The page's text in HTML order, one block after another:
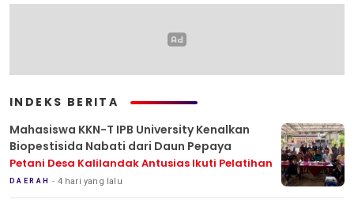
INDEKS BERITA
Mahasiswa KKN-T IPB University Kenalkan
Biopestisida Nabati dari Daun Pepaya
Petani Desa Kalilandak Antusias Ikuti Pelatihan
DAERAH 4 hari yang lalu